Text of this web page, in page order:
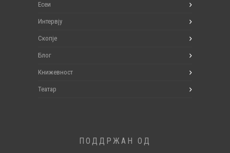
Есеи
Интервју
Скопје
Блог
Книжевност
Театар
ПОДДРЖАН ОД